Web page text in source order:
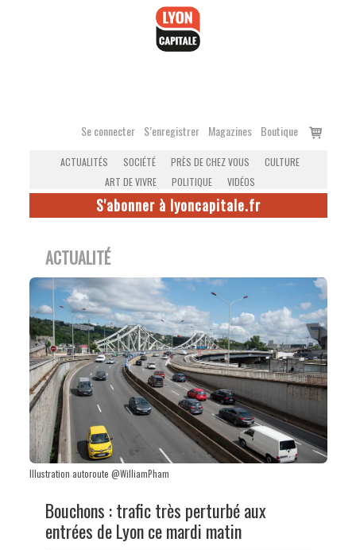
Se connecter S’enregistrer Magazines Boutique
Voir
ACTUALITÉS SOCIÉTÉ PRÈS DE CHEZ VOUS
CULTURE
ART DE VIVRE
POLITIQUE VIDÉOS
S'abonner à lyoncapitale.fr
ACTUALITÉ
Illustration autoroute @WilliamPham
Bouchons : trafic très perturbé aux
entrées de Lyon ce mardi matin